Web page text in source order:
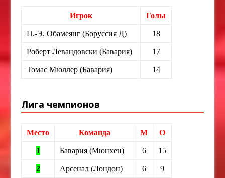
Игрок Голы
П.-Э. Обамеянг (Боруссия Д) 18
Роберт Левандовски (Бавария) 17
Томас Мюллер (Бавария) 14
Лига чемпионов
Место Команда М О
1 Бавария (Мюнхен) 6 15
2 Арсенал (Лондон) 6 9